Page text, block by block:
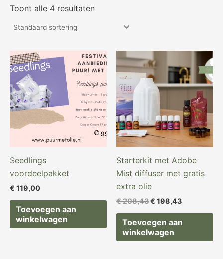
Toont alle 4 resultaten
Seedlings
voordeelpakket
€ 119,00
Toevoegen aan
winkelwagen
Starterkit met Adobe
Mist diffuser met gratis
extra olie
€208,43
Oorspronkelijke
prijs
was:
€ 208,43.
€ 198,43
Huidige
is:
€ 198,43.
Toevoegen aan
winkelwagen